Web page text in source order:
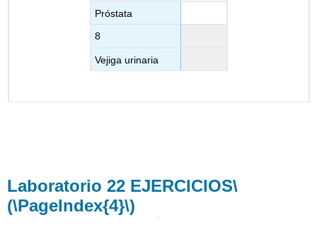
Próstata
8
Vejiga urinaria
Laboratorio 22 EJERCICIOS\
(\PageIndex{4}\)